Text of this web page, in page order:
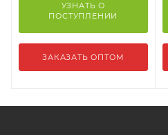
УЗНАТЬ О
ПОСТУПЛЕНИИ
ЗАКАЗАТЬ ОПТОМ